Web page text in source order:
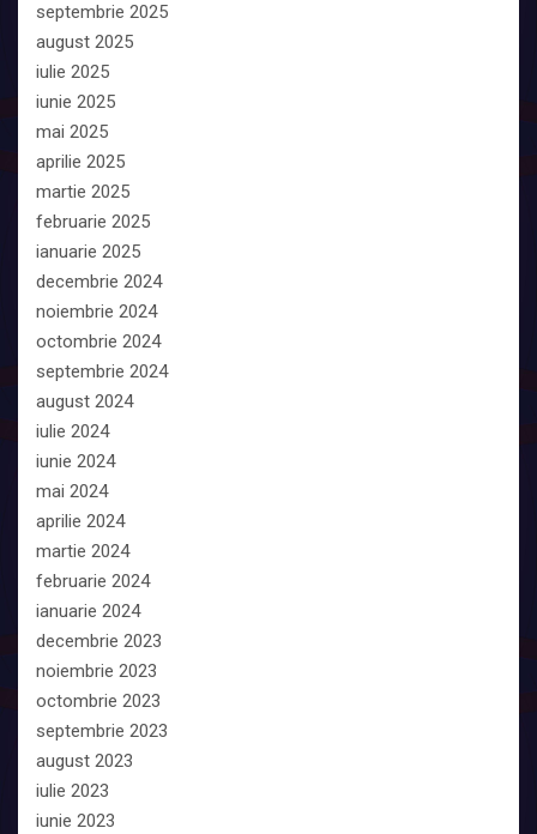
septembrie 2025
august 2025
iulie 2025
iunie 2025
mai 2025
aprilie 2025
martie 2025
februarie 2025
ianuarie 2025
decembrie 2024
noiembrie 2024
octombrie 2024
septembrie 2024
august 2024
iulie 2024
iunie 2024
mai 2024
aprilie 2024
martie 2024
februarie 2024
ianuarie 2024
decembrie 2023
noiembrie 2023
octombrie 2023
septembrie 2023
august 2023
iulie 2023
iunie 2023